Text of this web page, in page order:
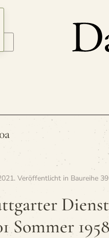
. Veröffentlicht in Baureihe
Som­mer 1958